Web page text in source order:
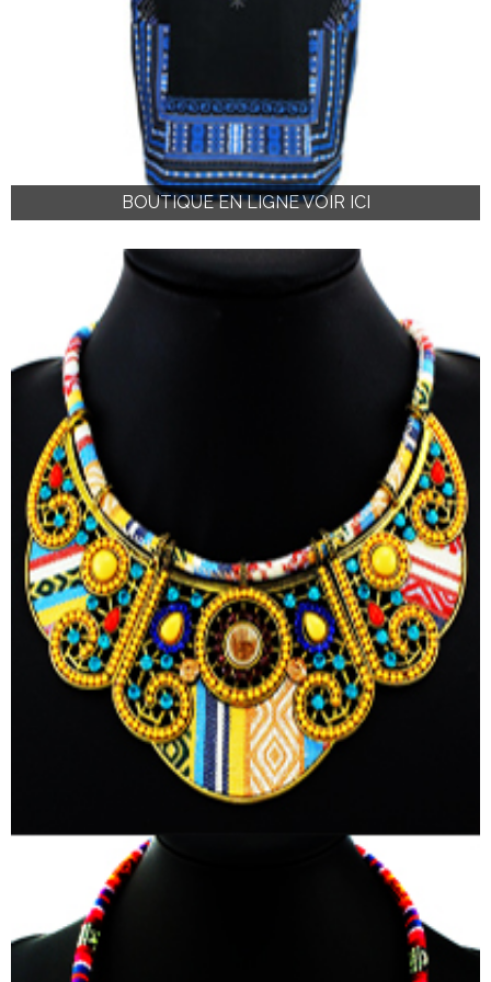
BOUTIQUE EN LIGNE VOIR ICI